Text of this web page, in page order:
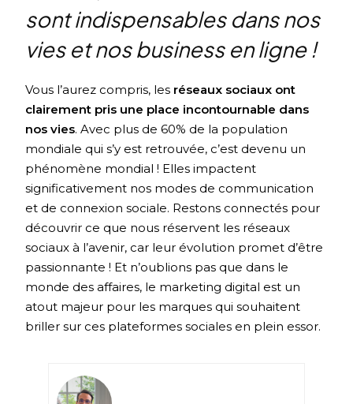
sont indispensables dans nos
vies et nos business en ligne !
Vous l’aurez compris, les réseaux sociaux ont
clairement pris une place incontournable dans
nos vies. Avec plus de 60% de la population
mondiale qui s’y est retrouvée, c’est devenu un
phénomène mondial ! Elles impactent
significativement nos modes de communication
et de connexion sociale. Restons connectés pour
découvrir ce que nous réservent les réseaux
sociaux à l’avenir, car leur évolution promet d’être
passionnante ! Et n’oublions pas que dans le
monde des affaires, le marketing digital est un
atout majeur pour les marques qui souhaitent
briller sur ces plateformes sociales en plein essor.